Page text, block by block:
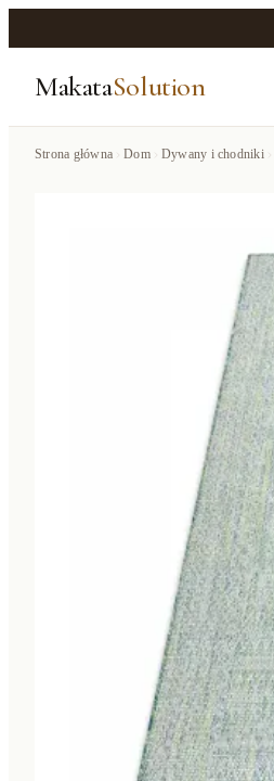
MakataSolution
Strona główna Dom Dywany i chodniki